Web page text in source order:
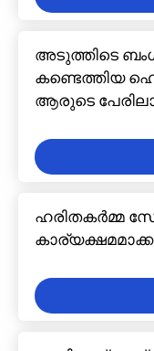
അടുത്തിടെ
കണ്ടെത്തിയ
ആരുടെ
ഹരിതകർമ്മ